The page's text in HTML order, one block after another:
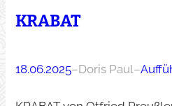
KRABAT
18.06.2025–Doris Paul–